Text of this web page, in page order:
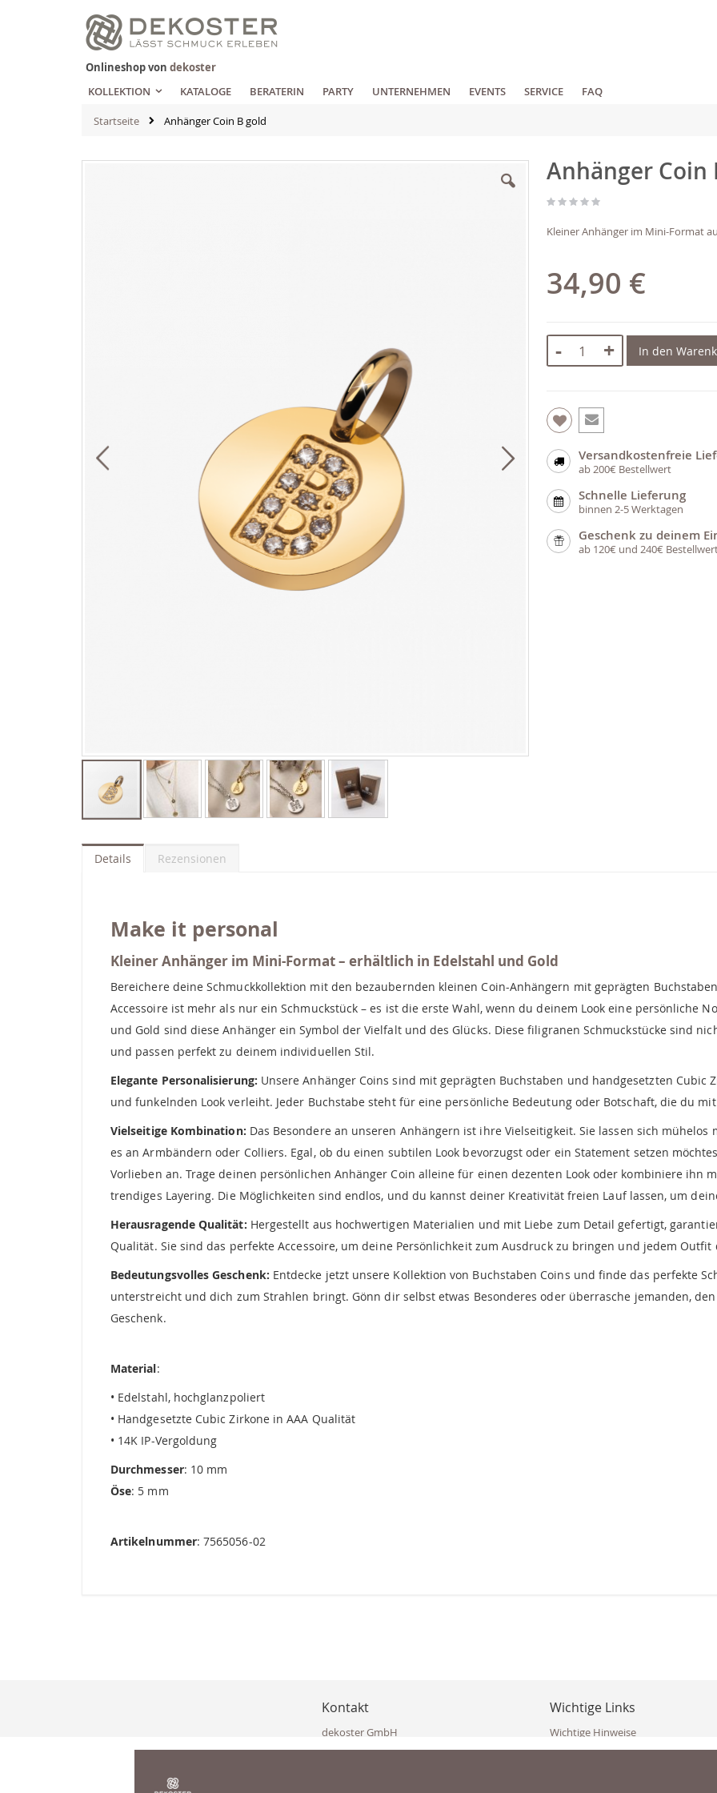
Zum
Inhalt
springen
Onlineshop von dekoster
KOLLEKTION
KATALOGE BERATERIN PARTY UNTERNEHMEN EVENTS SERVICE FAQ
Startseite Anhänger Coin B gold
Anfang
der
Anhänger Coin
Kleiner Anhänger im Mini-Format
34,90 €
- + In den
Versandkostenfreie
ab 200€ Bestellwert
Schnelle Lieferung
binnen 2-5 Werktagen
Geschenk zu deinem
ab 120€ und 240€
Details
Make it personal
Kleiner Anhänger im Mini-Format – erhältlich in Edelstahl und Gold
Bereichere deine Schmuckkollektion mit den bezaubernden kleinen Coin-Anhängern mit geprägten
Accessoire ist mehr als nur ein Schmuckstück – es ist die erste Wahl, wenn du deinem Look eine persönliche
und Gold sind diese Anhänger ein Symbol der Vielfalt und des Glücks. Diese filigranen Schmuckstücke sind
und passen perfekt zu deinem individuellen Stil.
Elegante Personalisierung: Unsere Anhänger Coins sind mit geprägten Buchstaben und handgesetzten Cubic
und funkelnden Look verleiht. Jeder Buchstabe steht für eine persönliche Bedeutung oder Botschaft, die du
Vielseitige Kombination: Das Besondere an unseren Anhängern ist ihre Vielseitigkeit. Sie lassen sich
es an Armbändern oder Colliers. Egal, ob du einen subtilen Look bevorzugst oder ein Statement setzen
Vorlieben an. Trage deinen persönlichen Anhänger Coin alleine für einen dezenten Look oder kombiniere ihn
trendiges Layering. Die Möglichkeiten sind endlos, und du kannst deiner Kreativität freien Lauf lassen, um
Herausragende Qualität: Hergestellt aus hochwertigen Materialien und mit Liebe zum Detail gefertigt,
Qualität. Sie sind das perfekte Accessoire, um deine Persönlichkeit zum Ausdruck zu bringen und jedem Outfit
Bedeutungsvolles Geschenk: Entdecke jetzt unsere Kollektion von Buchstaben Coins und finde das perfekte
unterstreicht und dich zum Strahlen bringt. Gönn dir selbst etwas Besonderes oder überrasche jemanden,
Geschenk.
Material:
• Edelstahl, hochglanzpoliert
• Handgesetzte Cubic Zirkone in AAA Qualität
• 14K IP-Vergoldung
Durchmesser: 10 mm
Öse: 5 mm
Artikelnummer: 7565056-02
Rezensionen
Kontakt
dekoster GmbH
Eisenkappler Str. 10
Wichtige Links
Wichtige Hinweise
Häufig gestellte Fragen (FAQ)